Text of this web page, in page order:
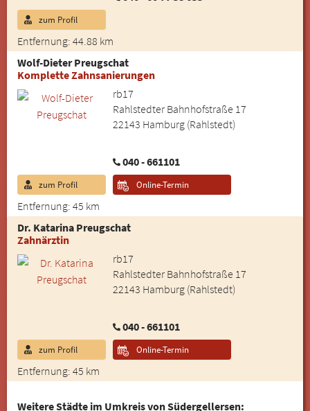
Entfernung: 44.88 km
zum Profil
Wolf-Dieter Preugschat
Komplette Zahnsanierungen
rb17
Rahlstedter Bahnhofstraße 17
22143 Hamburg (Rahlstedt)
040 - 661101
Entfernung: 45 km
zum Profil Online-Termin
Dr. Katarina Preugschat
Zahnärztin
rb17
Rahlstedter Bahnhofstraße 17
22143 Hamburg (Rahlstedt)
040 - 661101
Entfernung: 45 km
zum Profil Online-Termin
Weitere Städte im Umkreis von Südergellersen: